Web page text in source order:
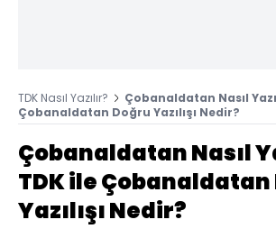
TDK Nasıl Yazılır?
Çobanaldatan Nasıl
Çobanaldatan Doğru Yazılışı Nedir?
Çobanaldatan Nasıl
TDK ile Çobanaldatan
Yazılışı Nedir?